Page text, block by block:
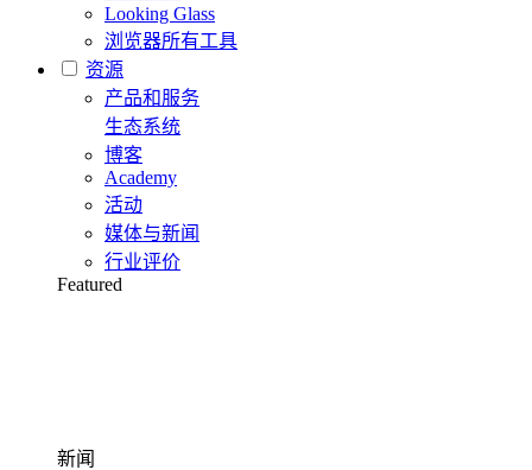
Looking Glass
浏览器所有工具
资源
产品和服务
生态系统
博客
Academy
活动
媒体与新闻
行业评价
Featured
新闻